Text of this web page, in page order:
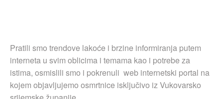
Pratili smo trendove lakoće i brzine informiranja putem
interneta u svim oblicima i temama kao i potrebe za
istima, osmislili smo i pokrenuli web internetski portal na
kojem objavljujemo osmrtnice isključivo iz Vukovarsko